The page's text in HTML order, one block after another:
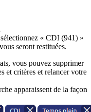
« CDI (941) »
seront restituées.
vous pouvez supprimer
et critères et relancer votre
apparaissent de la façon